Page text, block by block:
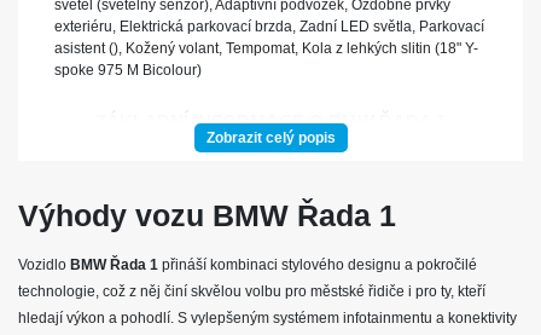
světel (světelný senzor), Adaptivní podvozek, Ozdobné prvky
exteriéru, Elektrická parkovací brzda, Zadní LED světla, Parkovací
asistent (), Kožený volant, Tempomat, Kola z lehkých slitin (18" Y-
spoke 975 M Bicolour)
ZÁKLADNÍ INFORMACE O BMW ŘADA 1
motorů, od úsporných variant po vysoce výkonné modely. Nová
generace zaujme nejen svými technologickými inovacemi, ale také
intuitivním infotainment systémem, který zajišťuje komfort a zábavu
během jízdy. Bezpečnostní prvky, jako jsou asistenty řízení a pokročilé
systémy podpory řidiče, jsou součástí standardní výbavy, což dělá z
BMW Řada 1 ideální volbu pro náročné řidiče. Tento hatchback je
Zobrazit celý popis
Výhody vozu BMW Řada 1
Vozidlo BMW Řada 1 přináší kombinaci stylového designu a pokročilé
technologie, což z něj činí skvělou volbu pro městské řidiče i pro ty, kteří
hledají výkon a pohodlí. S vylepšeným systémem infotainmentu a konektivity